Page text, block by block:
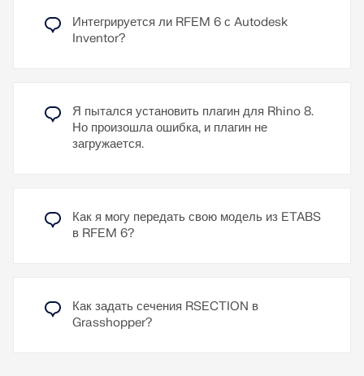
Интегрируется ли RFEM 6 с Autodesk
Inventor?
Я пытался установить плагин для Rhino 8.
Но произошла ошибка, и плагин не
загружается.
Как я могу передать свою модель из ETABS
в RFEM 6?
Как задать сечения RSECTION в
Grasshopper?